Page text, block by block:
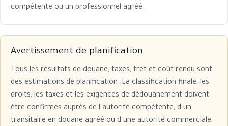
compétente ou un professionnel agréé.
Avertissement de planification
Tous les résultats de douane, taxes, fret et coût rendu sont
des estimations de planification. La classification finale, les
droits, les taxes et les exigences de dédouanement doivent
être confirmés auprès de l autorité compétente, d un
transitaire en douane agréé ou d une autorité commerciale